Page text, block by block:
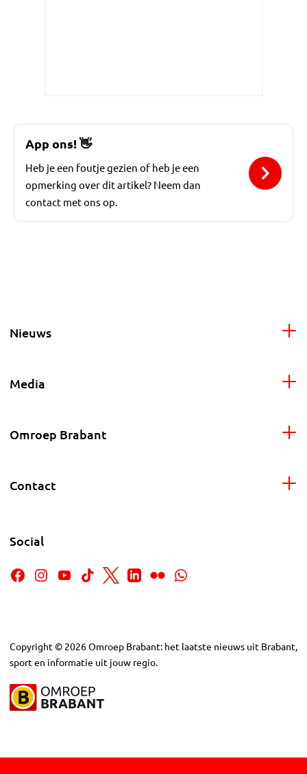
App ons!👋
Heb je een foutje gezien of heb je een
opmerking over dit artikel? Neem dan
contact met ons op.
Nieuws
Media
Omroep Brabant
Contact
Social
Copyright © 2026Omroep Brabant: het laatste nieuws uit Brabant,
sport en informatie uit jouw regio.